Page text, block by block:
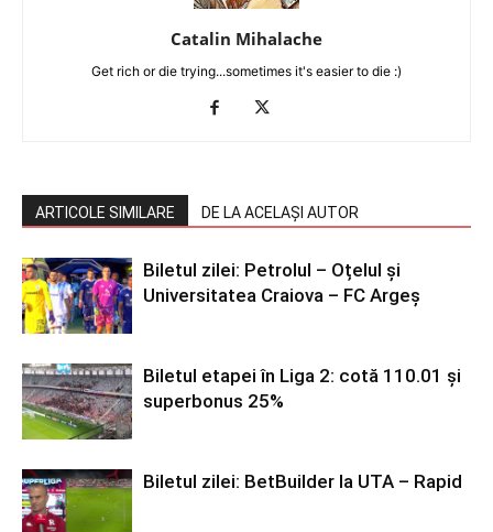
Catalin Mihalache
Get rich or die trying...sometimes it's easier to die :)
ARTICOLE SIMILARE DE LA ACELAȘI AUTOR
Biletul zilei: Petrolul – Oțelul și
Universitatea Craiova – FC Argeș
Biletul etapei în Liga 2: cotă 110.01 și
superbonus 25%
Biletul zilei: BetBuilder la UTA – Rapid